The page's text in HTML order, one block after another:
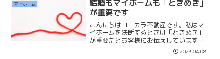
マイホーム
結婚もマイホームも「ときめき」
が重要です
こんにちはココカラ不動産です。私はマ
イホームを決断するときは「ときめき」
が重要だとお客様にお伝えしています。
ときめきとは周辺環境や室内空間など
で、「ここに住みたい」と思うことで
2023.04.08